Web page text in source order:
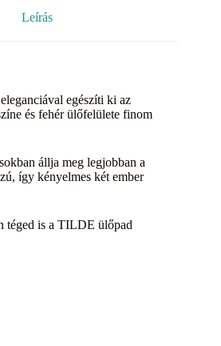
Leírás
egészíti ki az
és fehér ülőfelülete finom
állja meg legjobban a
így kényelmes két ember
téged is a TILDE ülőpad